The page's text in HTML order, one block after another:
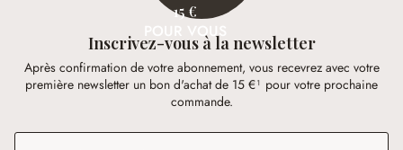
15 €
POUR VOUS
Inscrivez-vous à la newsletter
Après confirmation de votre abonnement, vous recevrez avec votre
première newsletter un bon d'achat de 15 €¹ pour votre prochaine
commande.
Adresse e-mail